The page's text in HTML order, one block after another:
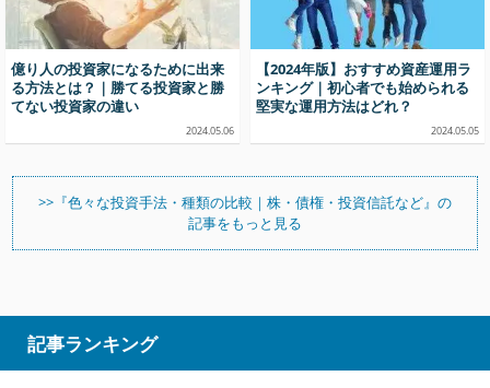
億り人の投資家になるために出来
る方法とは？｜勝てる投資家と勝
てない投資家の違い
2024.05.06
【2024年版】おすすめ資産運用ラ
ンキング｜初心者でも始められる
堅実な運用方法はどれ？
2024.05.05
>>『色々な投資手法・種類の比較｜株・債権・投資信託など』の
記事をもっと見る
記事ランキング